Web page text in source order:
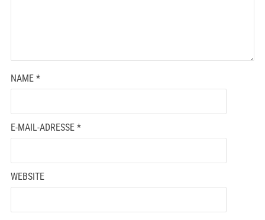
NAME *
E-MAIL-ADRESSE *
WEBSITE